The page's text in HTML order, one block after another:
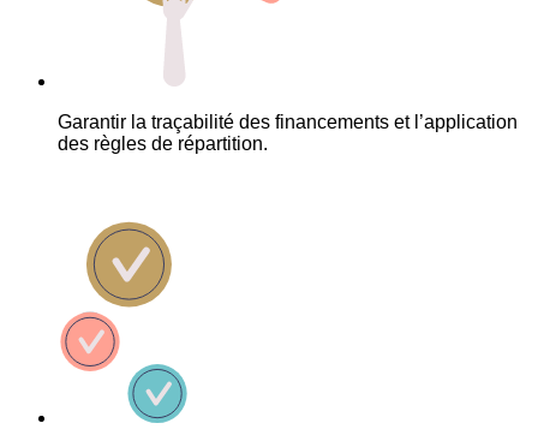
Garantir la traçabilité des financements et l’application
des règles de répartition.